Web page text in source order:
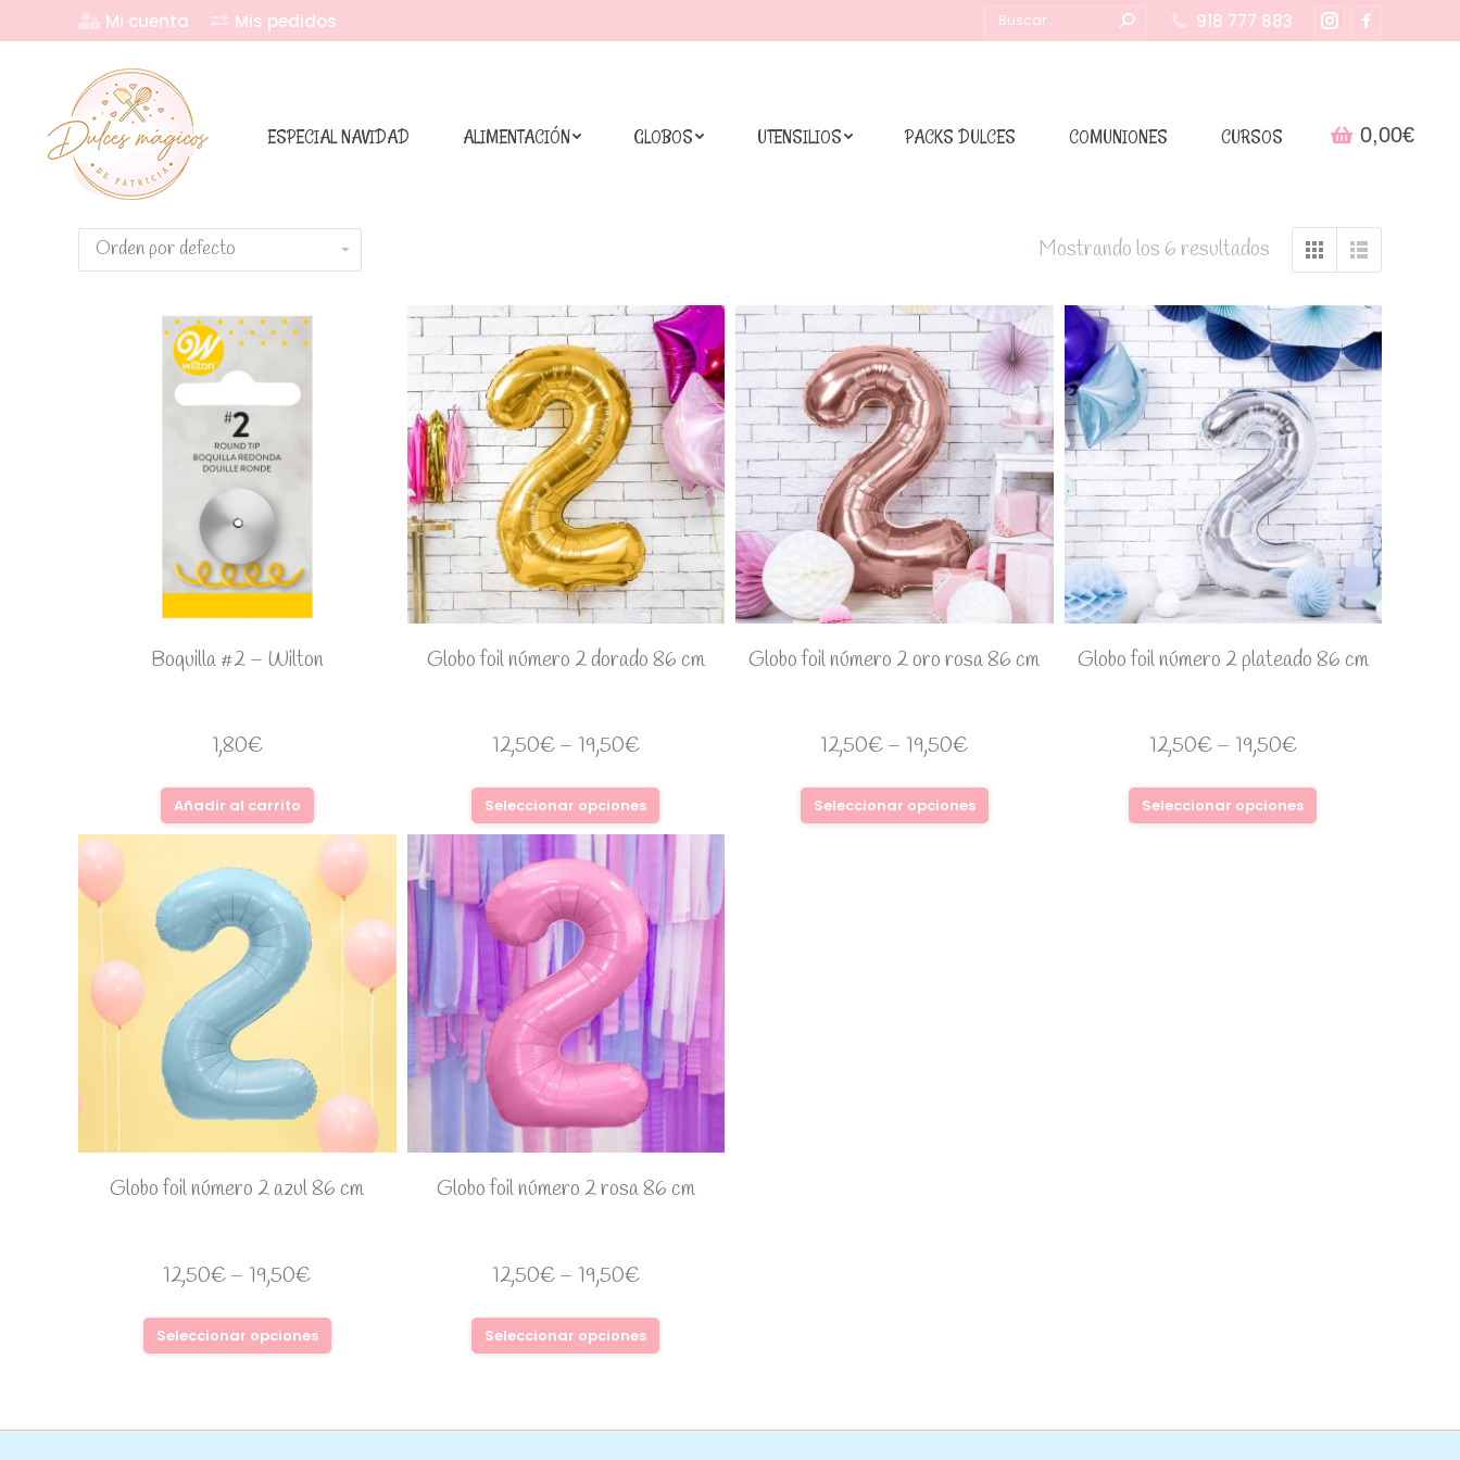
Mi cuenta Mis pedidos Buscar: 918 777 883
Instagram
in
Facebook
in
ESPECIAL NAVIDAD ALIMENTACIÓN GLOBOS UTENSILIOS PACKS DULCES COMUNIONES CURSOS 0,00€
Mostrando los 6 resultados
Boquilla #2 – Wilton
1,80€
Añadir al carrito
Globo foil número 2 dorado 86 cm
12,50€– 19,50€
Seleccionar opciones
Globo foil número 2 oro rosa 86 cm
12,50€– 19,50€
Seleccionar opciones
Globo foil número 2 plateado 86 cm
12,50€– 19,50€
Seleccionar opciones
Globo foil número 2 azul 86 cm
12,50€– 19,50€
Seleccionar opciones
Globo foil número 2 rosa 86 cm
12,50€– 19,50€
Seleccionar opciones